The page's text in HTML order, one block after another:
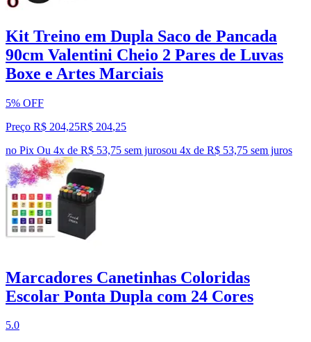
Kit Treino em Dupla Saco de Pancada
90cm Valentini Cheio 2 Pares de Luvas
Boxe e Artes Marciais
5% OFF
Preço R$ 204,25R$ 204,25
no Pix Ou 4x de R$ 53,75 sem jurosou 4x de R$ 53,75 sem juros
Marcadores Canetinhas Coloridas
Escolar Ponta Dupla com 24 Cores
5.0